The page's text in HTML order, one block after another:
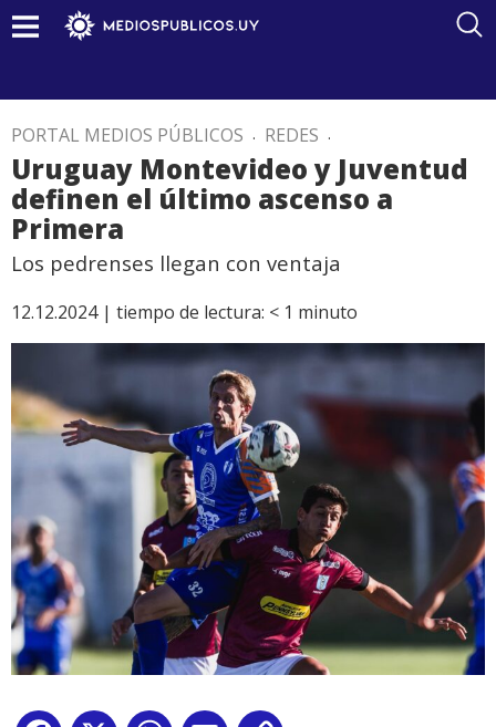
PORTAL MEDIOS PÚBLICOS . REDES .
Uruguay Montevideo y Juventud
definen el último ascenso a
Primera
Los pedrenses llegan con ventaja
12.12.2024 | tiempo de lectura: < 1 minuto